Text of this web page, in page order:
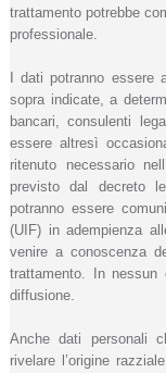
trattamento potrebbe
professionale.
I dati potranno
sopra indicate, a
bancari, consulenti
essere altresì
ritenuto necessario
previsto dal decreto
potranno essere
(UIF) in adempienza
venire a conoscenza
trattamento. In
diffusione.
Anche dati personali
rivelare l’origine